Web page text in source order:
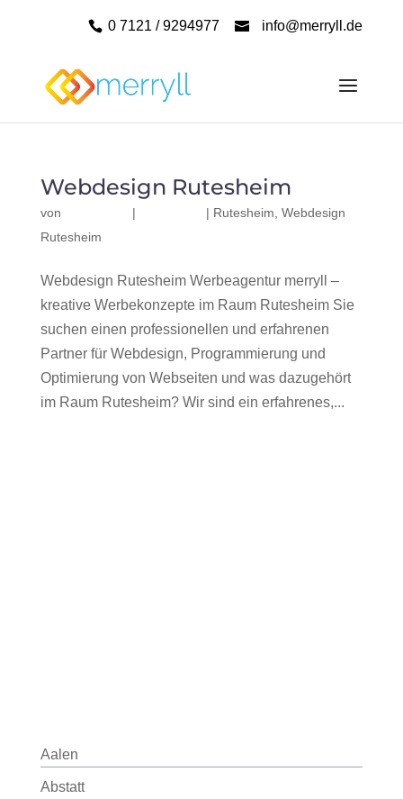
0 7121 / 9294977 info@merryll.de
Webdesign Rutesheim
von | | Rutesheim Webdesign
Rutesheim
Webdesign Rutesheim Werbeagentur merryll –
kreative Werbekonzepte im Raum Rutesheim Sie
suchen einen professionellen und erfahrenen
Partner für Webdesign, Programmierung und
Optimierung von Webseiten und was dazugehört
im Raum Rutesheim? Wir sind ein erfahrenes,...
Aalen
Abstatt